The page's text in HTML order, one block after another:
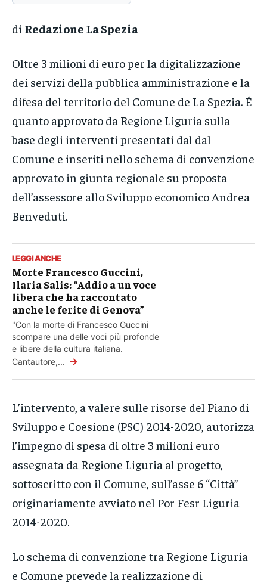
di Redazione La Spezia
Oltre 3 milioni di euro per la digitalizzazione
dei servizi della pubblica amministrazione e la
difesa del territorio del Comune de La Spezia. É
quanto approvato da Regione Liguria sulla
base degli interventi presentati dal dal
Comune e inseriti nello schema di convenzione
approvato in giunta regionale su proposta
dell’assessore allo Sviluppo economico Andrea
Benveduti.
LEGGI ANCHE
Morte Francesco Guccini,
Ilaria Salis: “Addio a un voce
libera che ha raccontato
anche le ferite di Genova”
"Con la morte di Francesco Guccini
scompare una delle voci più profonde
e libere della cultura italiana.
Cantautore,... →
L’intervento, a valere sulle risorse del Piano di
Sviluppo e Coesione (PSC) 2014-2020, autorizza
l’impegno di spesa di oltre 3 milioni euro
assegnata da Regione Liguria al progetto,
sottoscritto con il Comune, sull’asse 6 “Città”
originariamente avviato nel Por Fesr Liguria
2014-2020.
Lo schema di convenzione tra Regione Liguria
e Comune prevede la realizzazione di